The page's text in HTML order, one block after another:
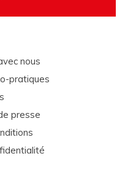
nous
pratiques
presse